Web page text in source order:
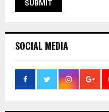
SOCIAL MEDIA